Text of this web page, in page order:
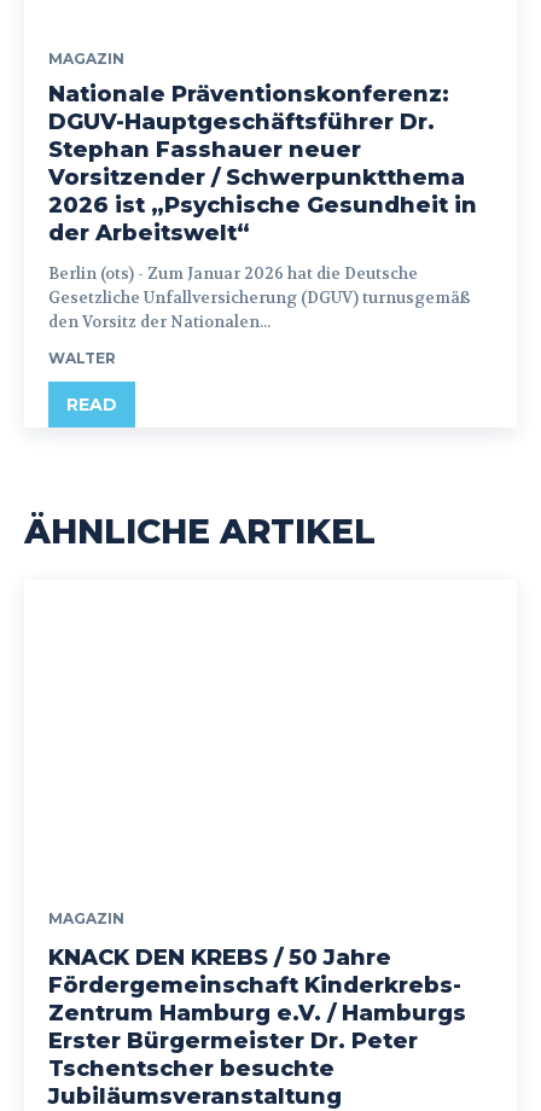
MAGAZIN
Nationale Präventionskonferenz:
DGUV-Hauptgeschäftsführer Dr.
Stephan Fasshauer neuer
Vorsitzender / Schwerpunktthema
2026 ist „Psychische Gesundheit in
der Arbeitswelt“
Berlin (ots) - Zum Januar 2026 hat die Deutsche
Gesetzliche Unfallversicherung (DGUV) turnusgemäß
den Vorsitz der Nationalen...
WALTER
READ
ÄHNLICHE ARTIKEL
MAGAZIN
KNACK DEN KREBS / 50 Jahre
Fördergemeinschaft Kinderkrebs-
Zentrum Hamburg e.V. / Hamburgs
Erster Bürgermeister Dr. Peter
Tschentscher besuchte
Jubiläumsveranstaltung